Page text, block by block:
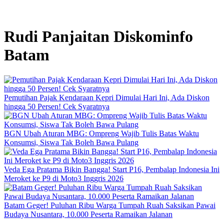
Rudi Panjaitan Diskominfo
Batam
Pemutihan Pajak Kendaraan Kepri Dimulai Hari Ini, Ada Diskon
hingga 50 Persen! Cek Syaratnya
BGN Ubah Aturan MBG: Ompreng Wajib Tulis Batas Waktu
Konsumsi, Siswa Tak Boleh Bawa Pulang
Veda Ega Pratama Bikin Bangga! Start P16, Pembalap Indonesia Ini
Meroket ke P9 di Moto3 Inggris 2026
Batam Geger! Puluhan Ribu Warga Tumpah Ruah Saksikan Pawai
Budaya Nusantara, 10.000 Peserta Ramaikan Jalanan